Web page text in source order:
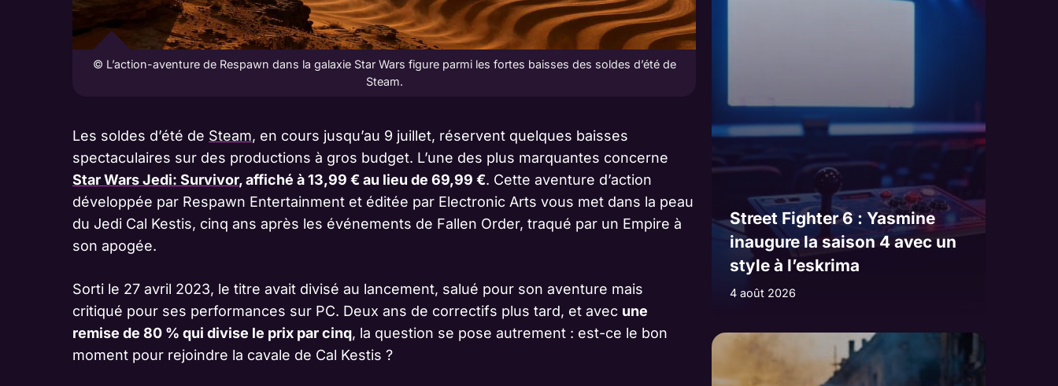
© L’action-aventure de Respawn dans la galaxie Star Wars figure parmi les fortes baisses des soldes d’été de
Steam.
Les soldes d’été de Steam, en cours jusqu’au 9 juillet, réservent quelques baisses
spectaculaires sur des productions à gros budget. L’une des plus marquantes concerne
Star Wars Jedi: Survivor, affiché à 13,99 € au lieu de 69,99 €. Cette aventure d’action
développée par Respawn Entertainment et éditée par Electronic Arts vous met dans la peau
du Jedi Cal Kestis, cinq ans après les événements de Fallen Order, traqué par un Empire à
son apogée.
Sorti le 27 avril 2023, le titre avait divisé au lancement, salué pour son aventure mais
critiqué pour ses performances sur PC. Deux ans de correctifs plus tard, et avec une
remise de 80 % qui divise le prix par cinq, la question se pose autrement : est-ce le bon
moment pour rejoindre la cavale de Cal Kestis ?
Street Fighter 6 : Yasmine
inaugure la saison 4 avec un
style à l’eskrima
4 août 2026